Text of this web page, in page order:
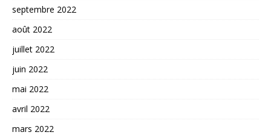
septembre 2022
août 2022
juillet 2022
juin 2022
mai 2022
avril 2022
mars 2022